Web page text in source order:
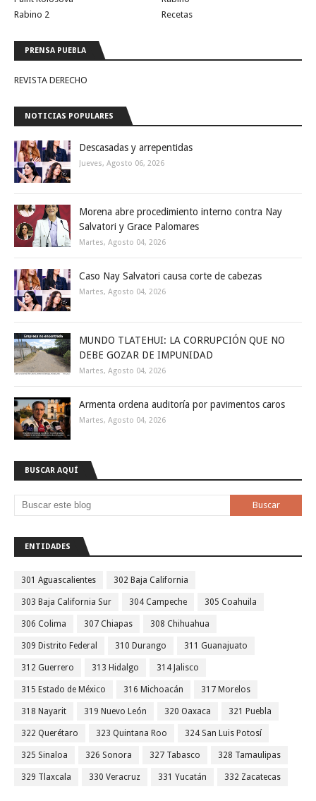
Rabino 2
Recetas
PRENSA PUEBLA
REVISTA DERECHO
NOTICIAS POPULARES
Descasadas y arrepentidas
Jueves, Agosto 06, 2026
Morena abre procedimiento interno contra Nay
Salvatori y Grace Palomares
Martes, Agosto 04, 2026
Caso Nay Salvatori causa corte de cabezas
Martes, Agosto 04, 2026
MUNDO TLATEHUI: LA CORRUPCIÓN QUE NO
DEBE GOZAR DE IMPUNIDAD
Martes, Agosto 04, 2026
Armenta ordena auditoría por pavimentos caros
Martes, Agosto 04, 2026
BUSCAR AQUÍ
ENTIDADES
301 Aguascalientes 302 Baja California
303 Baja California Sur 304 Campeche 305 Coahuila
306 Colima 307 Chiapas 308 Chihuahua
309 Distrito Federal 310 Durango 311 Guanajuato
312 Guerrero 313 Hidalgo 314 Jalisco
315 Estado de México 316 Michoacán 317 Morelos
318 Nayarit 319 Nuevo León 320 Oaxaca 321 Puebla
322 Querétaro 323 Quintana Roo 324 San Luis Potosí
325 Sinaloa 326 Sonora 327 Tabasco 328 Tamaulipas
329 Tlaxcala 330 Veracruz 331 Yucatán 332 Zacatecas